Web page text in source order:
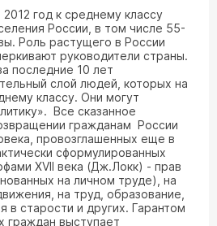
год к среднему классу
России, в том числе 55-
Роль растущего в России
руководители страны.
последние 10 лет
слой людей, которых на
классу. Они могут
Все сказанное
гражданам России
провозглашенных еще в
сформулированных
XVII века (Дж.Локк) - прав
на личном труде), на
на труд, образование,
в старости и других. Гарантом
граждан выступает